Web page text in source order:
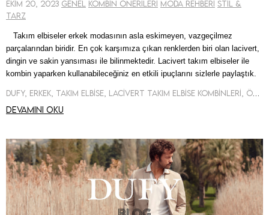
Ekim 20, 2023 Genel Kombin Önerileri Moda Rehberi Stil &
Tarz
Takım elbiseler erkek modasının asla eskimeyen, vazgeçilmez
parçalarından biridir. En çok karşımıza çıkan renklerden biri olan lacivert,
dingin ve sakin yansıması ile bilinmektedir. Lacivert takım elbiseler ile
kombin yaparken kullanabileceğiniz en etkili ipuçlarını sizlerle paylaştık.
Devamını oku